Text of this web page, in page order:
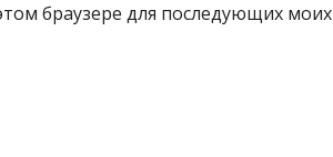
браузере для последующих моих